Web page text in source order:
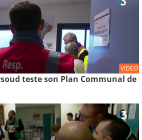
VIDEO
teste son Plan Communal de